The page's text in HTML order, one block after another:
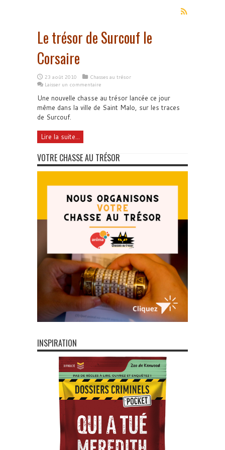
Le trésor de Surcouf le
Corsaire
23 août 2010
Chasses au trésor
Laisser un commentaire
Une nouvelle chasse au trésor lancée ce jour
même dans la ville de Saint Malo, sur les traces
de Surcouf.
Lire la suite...
VOTRE CHASSE AU TRÉSOR
INSPIRATION